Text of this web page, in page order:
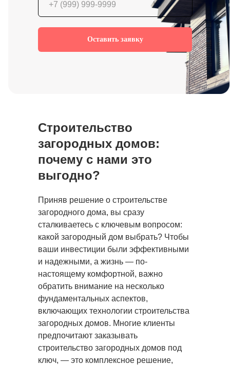
Проект дома У-170
Проект дома О-62
Проект дома О-56
Оставить заявку
Строительство
загородных домов:
почему с нами это
выгодно?
Приняв решение о строительстве
загородного дома, вы сразу
сталкиваетесь с ключевым вопросом:
какой загородный дом выбрать? Чтобы
ваши инвестиции были эффективными
и надежными, а жизнь — по-
настоящему комфортной, важно
обратить внимание на несколько
фундаментальных аспектов,
включающих технологии строительства
загородных домов. Многие клиенты
предпочитают заказывать
строительство загородных домов под
ключ, — это комплексное решение,